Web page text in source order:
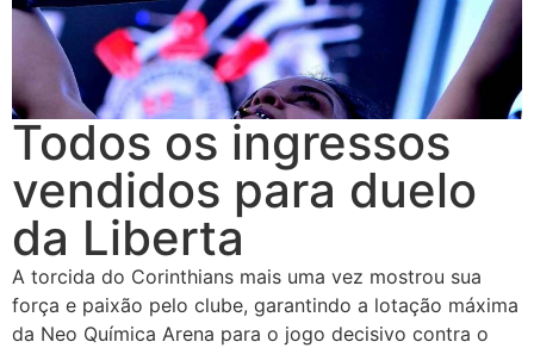
Todos os ingressos
vendidos para duelo
da Liberta
A torcida do Corinthians mais uma vez mostrou sua
força e paixão pelo clube, garantindo a lotação máxima
da Neo Química Arena para o jogo decisivo contra o